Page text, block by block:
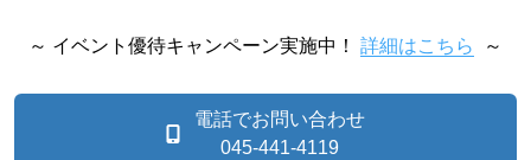
～ イベント優待キャンペーン実施中！ 詳細はこちら ～
電話でお問い合わせ
045-441-4119